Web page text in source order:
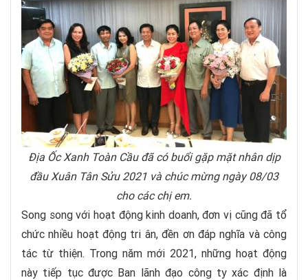
Địa Ốc Xanh Toàn Cầu đã có buổi gặp mặt nhân dịp
đầu Xuân Tân Sửu 2021 và chúc mừng ngày 08/03
cho các chị em.
Song song với hoạt động kinh doanh, đơn vị cũng đã tổ
chức nhiều hoạt động tri ân, đền ơn đáp nghĩa và công
tác từ thiện. Trong năm mới 2021, những hoạt động
này tiếp tục được Ban lãnh đạo công ty xác định là